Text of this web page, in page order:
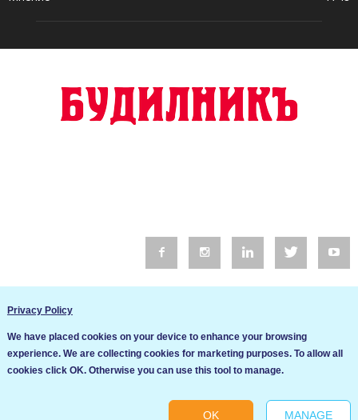
Общи условия
Privacy Policy
We have placed cookies on your device to enhance your browsing
experience. We are collecting cookies for marketing purposes. To allow all
cookies click OK. Otherwise you can use this tool to manage.
OK MANAGE
Ние използваме бисквитки за да подобрим услугите си. Ако
продължите да посещавате този сайт, ние приемаме, че се